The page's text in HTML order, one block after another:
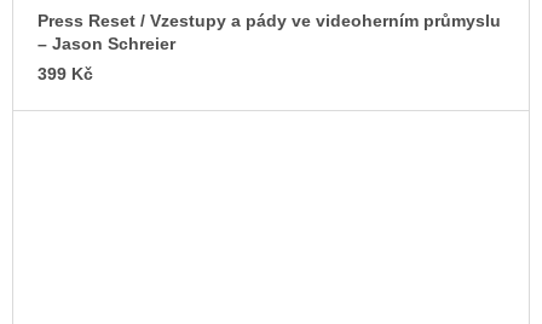
Press Reset / Vzestupy a pády ve videoherním průmyslu
–⁠ Jason Schreier
399 Kč